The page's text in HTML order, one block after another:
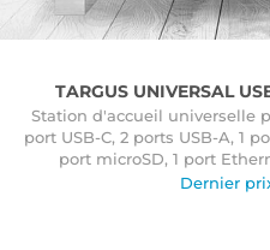
TARGUS UNIVERSAL
Station d'accueil universelle
port USB-C, 2 ports USB-A, 1
port microSD, 1 port
Dernier